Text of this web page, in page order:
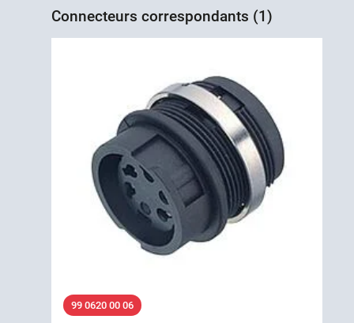
Connecteurs correspondants (1)
99 0620 00 06